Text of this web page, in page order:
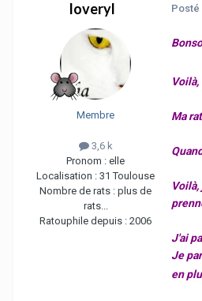
loveryl
Membre
3,6 k
Pronom : elle
Localisation : 31 Toulouse
Nombre de rats : plus de
rats...
Ratouphile depuis : 2006
Posté
Voilà,
Ma
J'ai
Je
en